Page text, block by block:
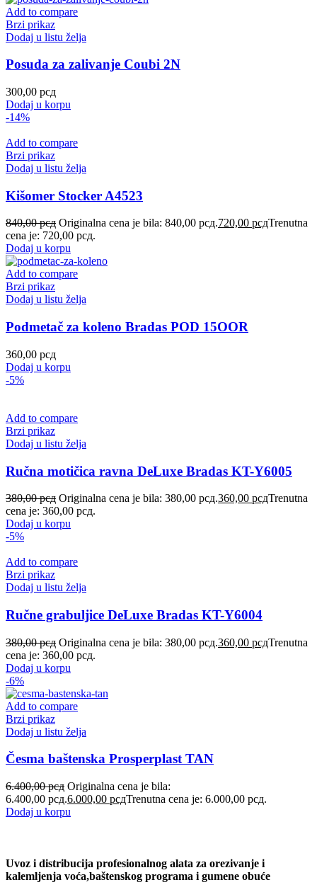
Add to compare
Brzi prikaz
Dodaj u listu želja
Posuda za zalivanje Coubi 2N
300,00 рсд
Dodaj u korpu
-14%
Add to compare
Brzi prikaz
Dodaj u listu želja
Kišomer Stocker A4523
840,00рсд Originalna cena je bila: 840,00 рсд.720,00 рсдTrenutna
cena je: 720,00 рсд.
Dodaj u korpu
Add to compare
Brzi prikaz
Dodaj u listu želja
Podmetač za koleno Bradas POD 15OOR
360,00 рсд
Dodaj u korpu
-5%
Add to compare
Brzi prikaz
Dodaj u listu želja
Ručna motičica ravna DeLuxe Bradas KT-Y6005
380,00рсд Originalna cena je bila: 380,00 рсд.360,00 рсдTrenutna
cena je: 360,00 рсд.
Dodaj u korpu
-5%
Add to compare
Brzi prikaz
Dodaj u listu želja
Ručne grabuljice DeLuxe Bradas KT-Y6004
380,00рсд Originalna cena je bila: 380,00 рсд.360,00 рсдTrenutna
cena je: 360,00 рсд.
Dodaj u korpu
-6%
Add to compare
Brzi prikaz
Dodaj u listu želja
Česma baštenska Prosperplast TAN
6.400,00рсд Originalna cena je bila:
6.400,00 рсд.6.000,00 рсдTrenutna cena je: 6.000,00 рсд.
Dodaj u korpu
Uvoz i distribucija profesionalnog alata za orezivanje i
kalemljenja voća,baštenskog programa i gumene obuće